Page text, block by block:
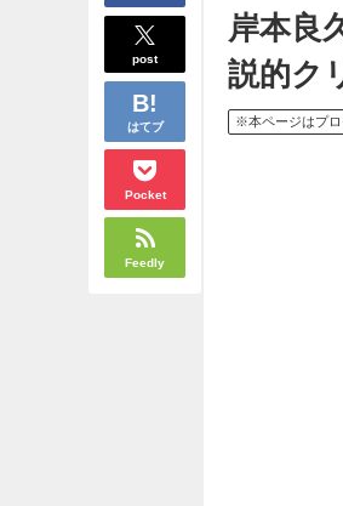
post
はてブ
Pocket
Feedly
岸本良
説的ク
※本ページはプロ